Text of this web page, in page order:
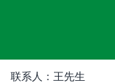
联系人：王先生